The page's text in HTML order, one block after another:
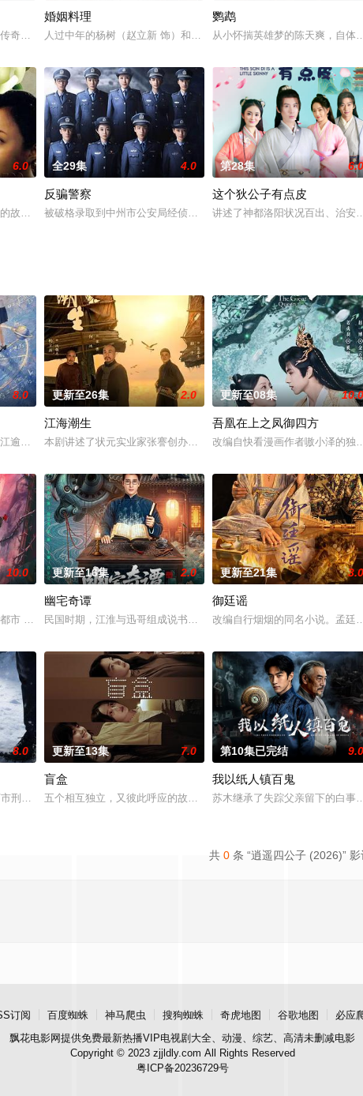
骚乱拉开了故事的序幕。袁世凯在北京就任大总统，但却不愿到
奇世界的神话背景下的爱情故事，在风趣幽默的基调下呈现了爱恨情仇的丰富
婚姻料理
人过中年的杨树（赵立新 饰）和阿琴（闫妮 饰）是一对爱情早已归
鹦鹉
从小怀揣英雄梦的陈天爽，自体
亡开局。且看新出炉的俏娘子怎样打怪晋级，发家致富、扶
6.0
故事，故事讲述了一个家庭中三个不同年龄段的男女对婚姻和情感生活的不
全29集 4.0
反骗警察
被破格录取到中州市公安局经侦支队的新警高仁，因为其独特的成长
第28集 6.0
这个狄公子有点皮
讲述了神都洛阳状况百出、治安
童年时因一场意外落下身体残缺的少年顾铭夕（何洛洛 饰）的
8.0
逾白长大以后，林知夏忽然对他说：“江逾白，我喜欢你，哲学和生物学意义上
更新至26集 2.0
江海潮生
本剧讲述了状元实业家张謇创办大生企业，实业报国的故事。甲午战
更新至08集 10.0
吾凰在上之凤御四方
改编自快看漫画作者嗷小泽的独
帅许又安与昆曲名伶荣筱楠推向不死不休的对立绝境。而他们不
10.0
市 海南越酷文化传媒有限公司
更新至16集 2.0
幽宅奇谭
民国时期，江淮与迅哥组成说书班子，偶遇“白天人住屋，晚上鬼占房”
更新至21集 3.0
御廷谣
改编自行烟烟的同名小说。孟廷
带自己用程序员身份卧底电诈集团以求查出未婚妻离奇死亡的真
8.0
刑侦支队在无普及监控、无DNA鉴定技术的支持下，通过摸排、勘查等传统刑
更新至13集 7.0
盲盒
五个相互独立，又彼此呼应的故事——用一场精心策划的“夏令营”完成
第10集已完结 9.0
我以纸人镇百鬼
苏木继承了失踪父亲留下的白事
共 0 条 “逍遥四公子 (2026)” 影
订阅 百度蜘蛛 神马爬虫 搜狗蜘蛛 奇虎地图 谷歌地图
必应
飘花电影网提供免费最新热播VIP电视剧大全、动漫、综艺、高清未删减电影
Copyright © 2023 zjjldly.com All Rights Reserved
粤ICP备20236729号